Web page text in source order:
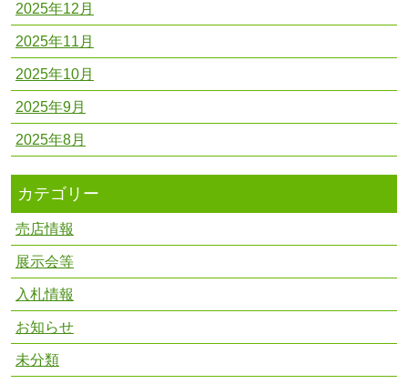
2025年12月
2025年11月
2025年10月
2025年9月
2025年8月
カテゴリー
売店情報
展示会等
入札情報
お知らせ
未分類